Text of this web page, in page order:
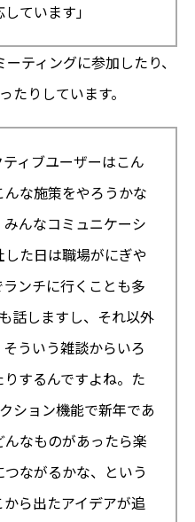
ています」
ティングに参加したり、
たりしています。
ティブユーザーはこん
な施策をやろうかな
んなコミュニケーシ
た日は職場がにぎや
ンチに行くことも多
話しますし、それ以外
ういう雑談からいろ
するんですよね。た
ション機能で新年であ
なものがあったら楽
ながるかな、という
ら出たアイデアが追